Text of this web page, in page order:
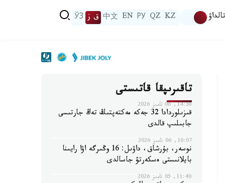
تالداۋ KZ
QZ
РУ
EN
中文 ق ز ЎЗ
تاقىرىپقا قاتىستى
14:56, 06 تامىز 2026
قىزىلوردادا 32 جەكە مەكتەپتىڭ تەڭ جارتىسى
جابىلىپ قالدى
10:07, 06 تامىز 2026
نوسەر، بۇرشاق، داۋىل: 16 وڭىرگە اۋا رايىنا
بايلانىستى ەسكەرتۋ جاسالدى
11:40, 05 تامىز 2026